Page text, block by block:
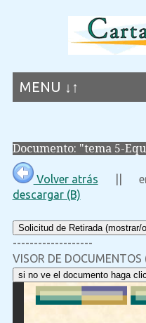
MENU ↓↑
Documento: "tema 5-
Volver atrás ||
descargar (B)
Solicitud de Retirada (mostrar/
-------------------
VISOR DE DOCUMENTOS
si no ve el documento haga